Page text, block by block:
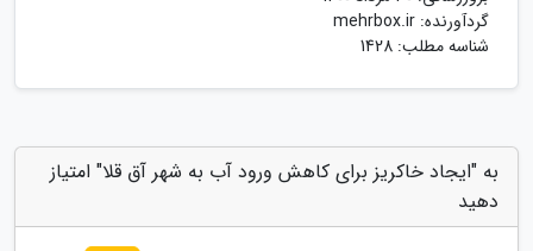
گردآورنده: mehrbox.ir
شناسه مطلب: 1428
به "ایجاد خاکریز برای کاهش ورود آب به شهر آق قلا" امتیاز
دهید